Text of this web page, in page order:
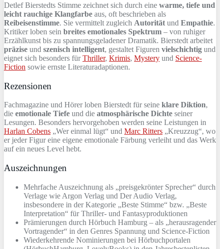
Detlef Bierstedts Stimme zeichnet sich durch eine warme, tiefe und
leicht rauchige Klangfarbe aus, oft beschrieben als
Reibeisenstimme. Sie vermittelt zugleich Autorität und Empathie.
Kritiker loben sein breites emotionales Spektrum – von ruhiger
Erzählkunst bis zu spannungsgeladener Dramatik. Bierstedt arbeitet
präzise und szenisch intelligent, gestaltet Figuren vielschichtig und
eignet sich besonders fürThriller, Krimis, Mystery und Science-
Fiction sowie ernste Literaturadaptionen.
Rezensionen
Fachmagazine und Hörer loben Bierstedt für seine klare Diktion,
die emotionale Tiefe und die atmosphärische Dichte seiner
Lesungen. Besonders hervorgehoben werden seine Leistungen in
Harlan Cobens „Wer einmal lügt“ und Marc Ritters „Kreuzzug“, wo
er jeder Figur eine eigene emotionale Färbung verleiht und das Werk
auf ein neues Level hebt.
Auszeichnungen
Mehrfache Auszeichnung als „preisgekrönter Sprecher“ durch
Verlage wie Argon Verlag und Der Audio Verlag,
insbesondere in der Kategorie „Beste Stimme“ bzw. „Beste
Interpretation“ für Thriller- und Fantasyproduktionen
Prämierungen durch Hörbuch Hamburg – als „herausragender
Vortragender“ in den Genres Spannung und Science-Fiction
Wiederkehrende Nominierungen bei Hörbuchportalen